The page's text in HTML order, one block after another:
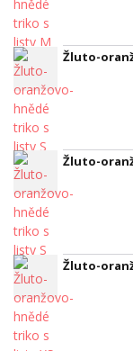
Žluto-
Žluto-
Žluto-